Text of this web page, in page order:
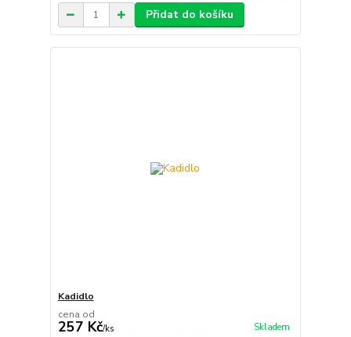
Přidat do košíku
Kadidlo
cena od
257 Kč/ks Skladem